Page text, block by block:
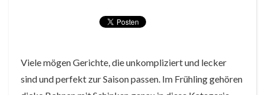
Viele mögen Gerichte, die unkompliziert und lecker
sind und perfekt zur Saison passen. Im Frühling gehören